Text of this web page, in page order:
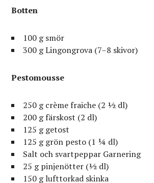
Botten
100 g smör
300 g Lingongrova (7–8 skivor)
Pestomousse
250 g crème fraiche (2 ½ dl)
200 g färskost (2 dl)
125 g getost
125 g grön pesto (1 ¼ dl)
Salt och svartpeppar Garnering
25 g pinjenötter (½ dl)
150 g lufttorkad skinka